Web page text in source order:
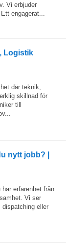
Vi erbjuder
engagerat...
Logistik
där teknik,
skillnad för
till
nytt jobb? |
erfarenhet från
Vi ser
eller